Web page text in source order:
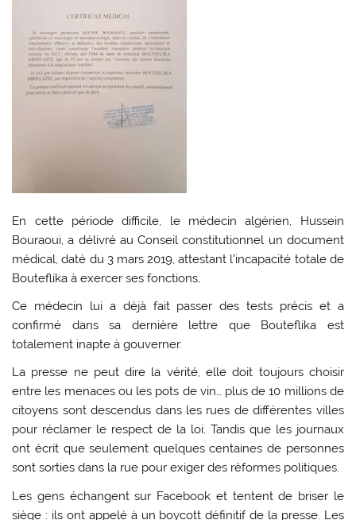
En cette période difficile, le médecin algérien, Hussein
Bouraoui, a délivré au Conseil constitutionnel un document
médical, daté du 3 mars 2019, attestant l’incapacité totale de
Bouteflika à exercer ses fonctions,
Ce médecin lui a déjà fait passer des tests précis et a
confirmé dans sa dernière lettre que Bouteflika est
totalement inapte à gouverner.
La presse ne peut dire la vérité, elle doit toujours choisir
entre les menaces ou les pots de vin… plus de 10 millions de
citoyens sont descendus dans les rues de différentes villes
pour réclamer le respect de la loi. Tandis que les journaux
ont écrit que seulement quelques centaines de personnes
sont sorties dans la rue pour exiger des réformes politiques.
Les gens échangent sur Facebook et tentent de briser le
siège : ils ont appelé à un boycott définitif de la presse. Les